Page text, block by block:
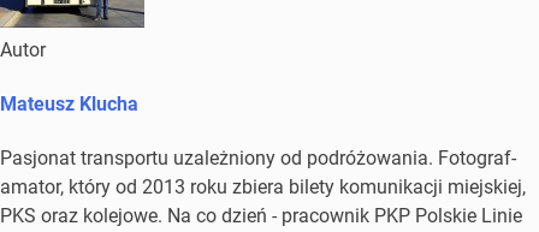
Autor
Mateusz Klucha
Pasjonat transportu uzależniony od podróżowania. Fotograf-
amator, który od 2013 roku zbiera bilety komunikacji miejskiej,
PKS oraz kolejowe. Na co dzień - pracownik PKP Polskie Linie